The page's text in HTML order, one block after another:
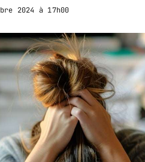
2024 à 17h00